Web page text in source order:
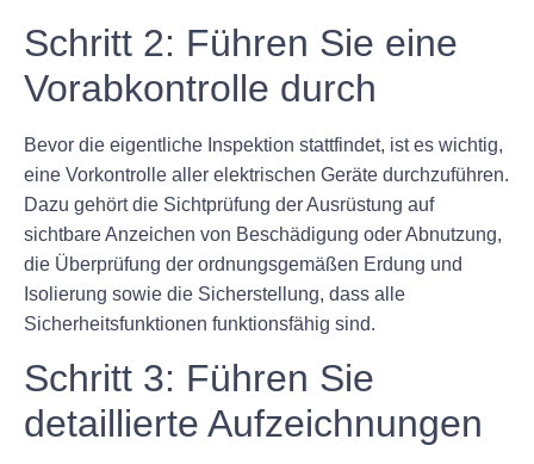
Schritt 2: Führen Sie eine
Vorabkontrolle durch
Bevor die eigentliche Inspektion stattfindet, ist es wichtig,
eine Vorkontrolle aller elektrischen Geräte durchzuführen.
Dazu gehört die Sichtprüfung der Ausrüstung auf
sichtbare Anzeichen von Beschädigung oder Abnutzung,
die Überprüfung der ordnungsgemäßen Erdung und
Isolierung sowie die Sicherstellung, dass alle
Sicherheitsfunktionen funktionsfähig sind.
Schritt 3: Führen Sie
detaillierte Aufzeichnungen